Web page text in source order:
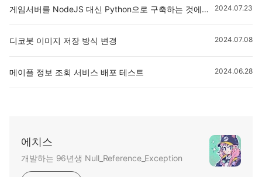
게임서버를 NodeJS 대신 Python으로 구축하는 것에 대해 2024.07.23
디코봇 이미지 저장 방식 변경 2024.07.08
메이플 정보 조회 서비스 배포 테스트 2024.06.28
에치스
개발하는 96년생 Null_Reference_Exception